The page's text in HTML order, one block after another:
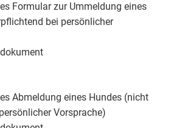
Formular zur Ummeldung eines
bei persönlicher
Abmeldung eines Hundes (nicht
Vorsprache)